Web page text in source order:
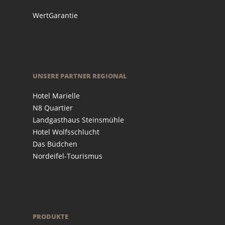
WertGarantie
UNSERE PARTNER REGIONAL
Hotel Marielle
N8 Quartier
Landgasthaus Steinsmühle
Hotel Wolfsschlucht
Das Büdchen
Nordeifel-Tourismus
PRODUKTE